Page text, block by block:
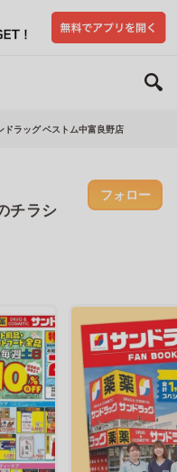
ドラッグ ベストム中富良野店
チラシ
フォロー